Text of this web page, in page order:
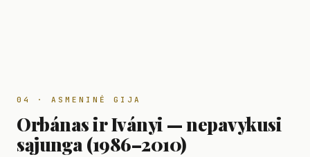
04 · ASMENINĖ GIJA
Orbánas ir Iványi — nepavykusi
sąjunga (1986–2010)